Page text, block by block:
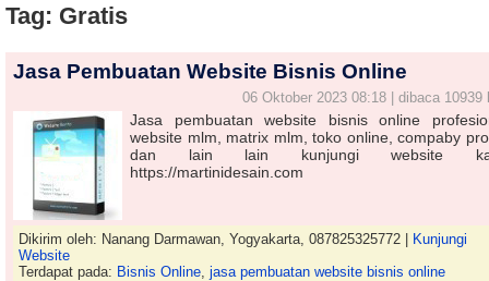
Tag: Gratis
Jasa Pembuatan Website Bisnis Online
06 Oktober 2023 08:18 | dibaca 10939
Jasa pembuatan website bisnis online
website mlm, matrix mlm, toko online, compaby
dan lain lain kunjungi website
https://martinidesain.com
Dikirim oleh: Nanang Darmawan, Yogyakarta, 087825325772 |
Kunjungi
Website
Terdapat pada: Bisnis Online, jasa pembuatan website bisnis online